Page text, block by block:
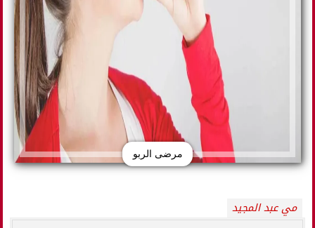
مرضى الربو
مي عبد المجيد